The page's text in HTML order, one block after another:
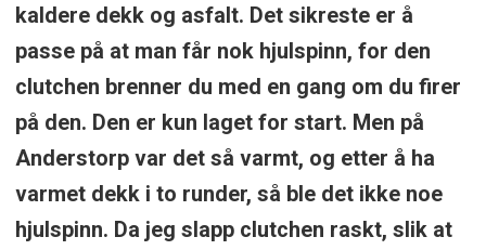
kaldere dekk og asfalt. Det sikreste er å
passe på at man får nok hjulspinn, for den
clutchen brenner du med en gang om du firer
på den. Den er kun laget for start. Men på
Anderstorp var det så varmt, og etter å ha
varmet dekk i to runder, så ble det ikke noe
hjulspinn. Da jeg slapp clutchen raskt, slik at